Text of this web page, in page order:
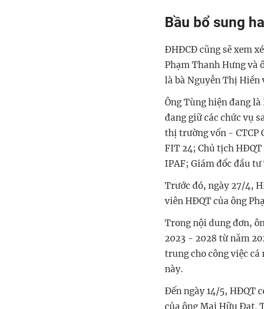
Bầu bổ sung
ĐHĐCĐ cũng sẽ xem
Phạm Thanh Hưng và
là bà Nguyễn Thị Hiền
Ông Tùng hiện đang
đang giữ các chức vụ
thị trường vốn - CTСР
FIT 24; Chủ tịch HĐQT
IPAF; Giám đốc đầu
Trước đó, ngày 27/4,
viên HĐQT của ông
Trong nội dung đơn,
2023 - 2028 từ năm
trung cho công việc
này.
Đến ngày 14/5, HĐQT
của ông Mai Hữu Đạt.